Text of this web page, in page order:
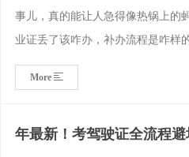
事儿，真的能让人急得像热锅上的
业证丢了该咋办，补办流程是咋样
More
年最新！考驾驶证全流程